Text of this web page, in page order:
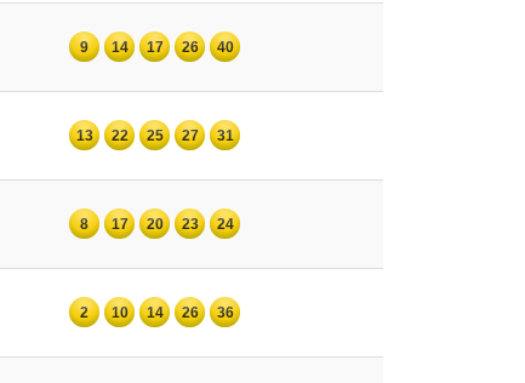
9 14 17 26 40
13 22 25 27 31
8 17 20 23 24
2 10 14 26 36